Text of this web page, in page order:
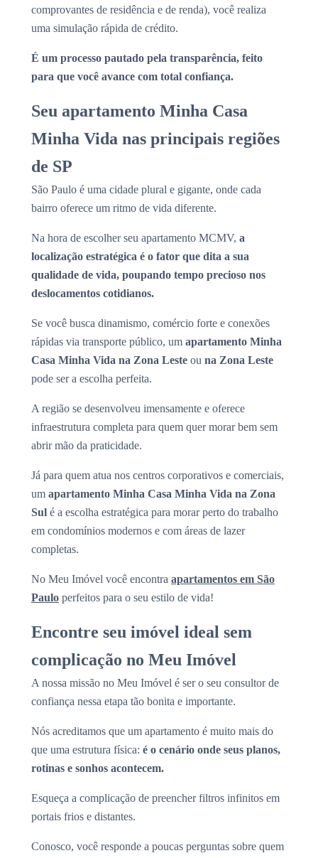
comprovantes de residência e de renda), você realiza
uma simulação rápida de crédito.
É um processo pautado pela transparência, feito
para que você avance com total confiança.
Seu apartamento Minha Casa
Minha Vida nas principais regiões
de SP
São Paulo é uma cidade plural e gigante, onde cada
bairro oferece um ritmo de vida diferente.
Na hora de escolher seu apartamento MCMV, a
localização estratégica é o fator que dita a sua
qualidade de vida, poupando tempo precioso nos
deslocamentos cotidianos.
Se você busca dinamismo, comércio forte e conexões
rápidas via transporte público, um apartamento Minha
Casa Minha Vida na Zona Leste ou na Zona Leste
pode ser a escolha perfeita.
A região se desenvolveu imensamente e oferece
infraestrutura completa para quem quer morar bem sem
abrir mão da praticidade.
Já para quem atua nos centros corporativos e comerciais,
um apartamento Minha Casa Minha Vida na Zona
Sul é a escolha estratégica para morar perto do trabalho
em condomínios modernos e com áreas de lazer
completas.
No Meu Imóvel você encontra apartamentos em São
Paulo perfeitos para o seu estilo de vida!
Encontre seu imóvel ideal sem
complicação no Meu Imóvel
A nossa missão no Meu Imóvel é ser o seu consultor de
confiança nessa etapa tão bonita e importante.
Nós acreditamos que um apartamento é muito mais do
que uma estrutura física: é o cenário onde seus planos,
rotinas e sonhos acontecem.
Esqueça a complicação de preencher filtros infinitos em
portais frios e distantes.
Conosco, você responde a poucas perguntas sobre quem